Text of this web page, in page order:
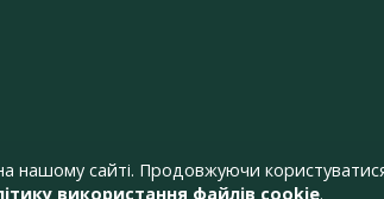
сайті. Продовжуючи
використання файлів cookie.